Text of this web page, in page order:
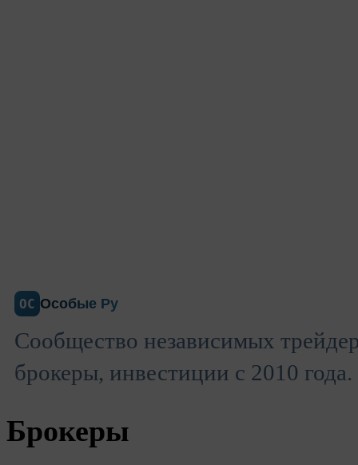
ОС Особые Ру
Сообщество независимых
брокеры, инвестиции с 2010 года.
Брокеры